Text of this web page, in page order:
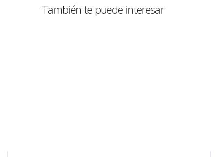
También te puede interesar